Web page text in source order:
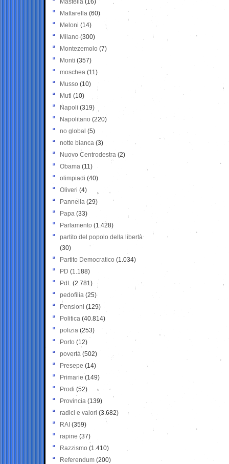
Mastella (16)
Mattarella (60)
Meloni (14)
Milano (300)
Montezemolo (7)
Monti (357)
moschea (11)
Musso (10)
Muti (10)
Napoli (319)
Napolitano (220)
no global (5)
notte bianca (3)
Nuovo Centrodestra (2)
Obama (11)
olimpiadi (40)
Oliveri (4)
Pannella (29)
Papa (33)
Parlamento (1.428)
partito del popolo della libertà
(30)
Partito Democratico (1.034)
PD (1.188)
PdL (2.781)
pedofilia (25)
Pensioni (129)
Politica (40.814)
polizia (253)
Porto (12)
povertà (502)
Presepe (14)
Primarie (149)
Prodi (52)
Provincia (139)
radici e valori (3.682)
RAI (359)
rapine (37)
Razzismo (1.410)
Referendum (200)